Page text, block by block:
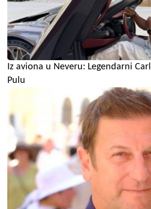
Iz aviona u Neveru: Legendarni
Pulu